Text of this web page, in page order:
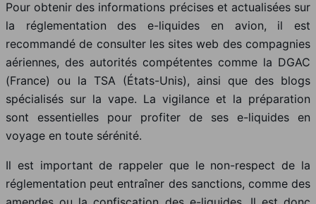
Pour obtenir des informations précises et actualisées sur
la réglementation des e-liquides en avion, il est
recommandé de consulter les sites web des compagnies
aériennes, des autorités compétentes comme la DGAC
(France) ou la TSA (États-Unis), ainsi que des blogs
spécialisés sur la vape. La vigilance et la préparation
sont essentielles pour profiter de ses e-liquides en
voyage en toute sérénité.
Il est important de rappeler que le non-respect de la
réglementation peut entraîner des sanctions, comme des